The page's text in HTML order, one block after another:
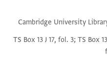
Cambridge University
TS Box 13 J 17, fol. 3; TS Box